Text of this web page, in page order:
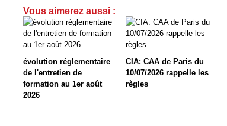
Vous aimerez aussi :
évolution réglementaire
de l'entretien de
formation au 1er août
2026
CIA: CAA de Paris du
10/07/2026 rappelle les
règles